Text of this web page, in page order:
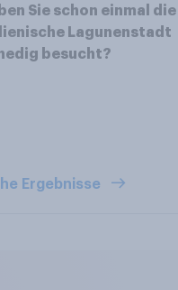
Sie schon einmal die
Lagunenstadt
besucht?
Ergebnisse